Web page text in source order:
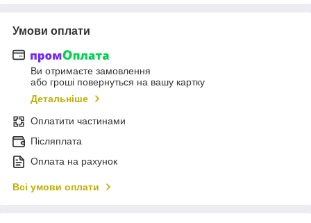
Умови оплати
Ви отримаєте замовлення
або гроші повернуться на вашу картку
Детальніше
Оплатити частинами
Післяплата
Оплата на рахунок
Всі умови оплати